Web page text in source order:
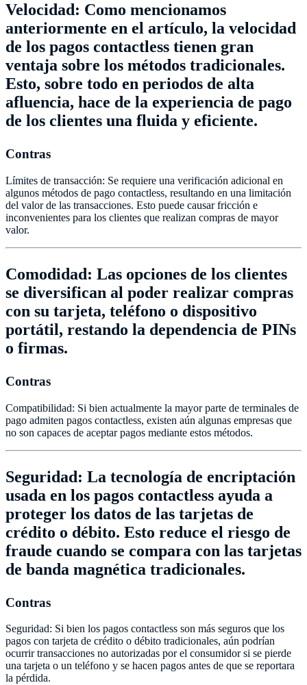
Velocidad: Como mencionamos
anteriormente en el artículo, la velocidad
de los pagos contactless tienen gran
ventaja sobre los métodos tradicionales.
Esto, sobre todo en periodos de alta
afluencia, hace de la experiencia de pago
de los clientes una fluida y eficiente.
Contras
Límites de transacción: Se requiere una verificación adicional en
algunos métodos de pago contactless, resultando en una limitación
del valor de las transacciones. Esto puede causar fricción e
inconvenientes para los clientes que realizan compras de mayor
valor.
Comodidad: Las opciones de los clientes
se diversifican al poder realizar compras
con su tarjeta, teléfono o dispositivo
portátil, restando la dependencia de PINs
o firmas.
Contras
Compatibilidad: Si bien actualmente la mayor parte de terminales de
pago admiten pagos contactless, existen aún algunas empresas que
no son capaces de aceptar pagos mediante estos métodos.
Seguridad: La tecnología de encriptación
usada en los pagos contactless ayuda a
proteger los datos de las tarjetas de
crédito o débito. Esto reduce el riesgo de
fraude cuando se compara con las tarjetas
de banda magnética tradicionales.
Contras
Seguridad: Si bien los pagos contactless son más seguros que los
pagos con tarjeta de crédito o débito tradicionales, aún podrían
ocurrir transacciones no autorizadas por el consumidor si se pierde
una tarjeta o un teléfono y se hacen pagos antes de que se reportara
la pérdida.